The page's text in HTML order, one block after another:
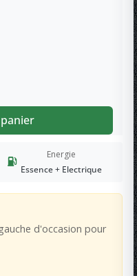
Energie
Essence + Electrique
d'occasion pour